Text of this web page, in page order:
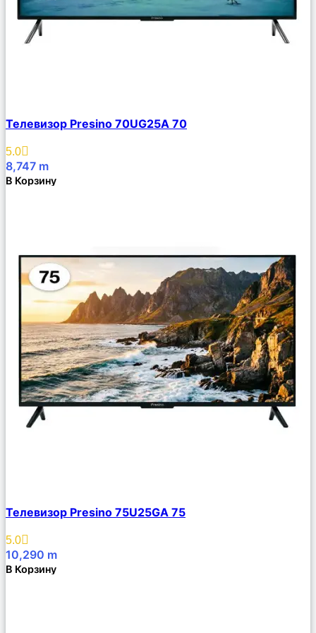
Описание
Избранное
Телевизор Presino 70UG25A 70
5.0
8,747 m
В Корзину
Описание
Избранное
Телевизор Presino 75U25GA 75
5.0
10,290 m
В Корзину